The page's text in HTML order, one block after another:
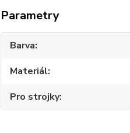
Parametry
Barva
Materiál
Pro strojky